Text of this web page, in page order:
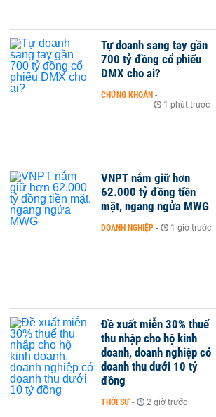
Tự doanh sang tay gần
700 tỷ đồng cổ phiếu
DMX cho ai?
CHỨNG KHOÁN -
1 phút trước
VNPT nắm giữ hơn
62.000 tỷ đồng tiền
mặt, ngang ngửa MWG
DOANH NGHIỆP - 1 giờ trước
Đề xuất miễn 30% thuế
thu nhập cho hộ kinh
doanh, doanh nghiệp có
doanh thu dưới 10 tỷ
đồng
THỜI SỰ - 2 giờ trước